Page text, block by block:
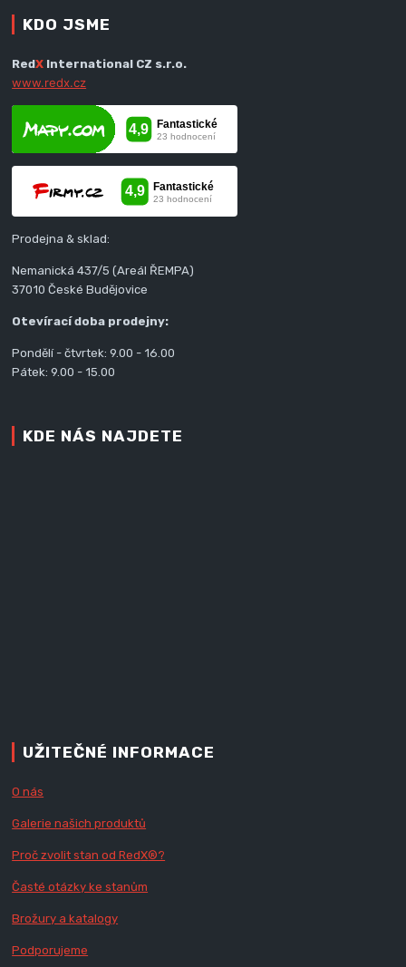
KDO JSME
RedX International CZ s.r.o.
www.redx.cz
Prodejna & sklad:
Nemanická 437/5 (Areál ŘEMPA)
37010 České Budějovice
Otevírací doba prodejny:
Pondělí - čtvrtek: 9.00 - 16.00
Pátek: 9.00 - 15.00
KDE NÁS NAJDETE
UŽITEČNÉ INFORMACE
O nás
Galerie našich produktů
Proč zvolit stan od RedX®?
Časté otázky ke stanům
Brožury a katalogy
Podporujeme